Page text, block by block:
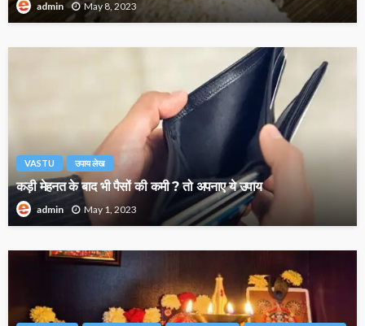
admin May 8, 2023
VASTU उपाय लेख
कड़ी मेहनत के बाद भी पैसों की कमी ? तो अपनाए ये उपाय
admin May 1, 2023